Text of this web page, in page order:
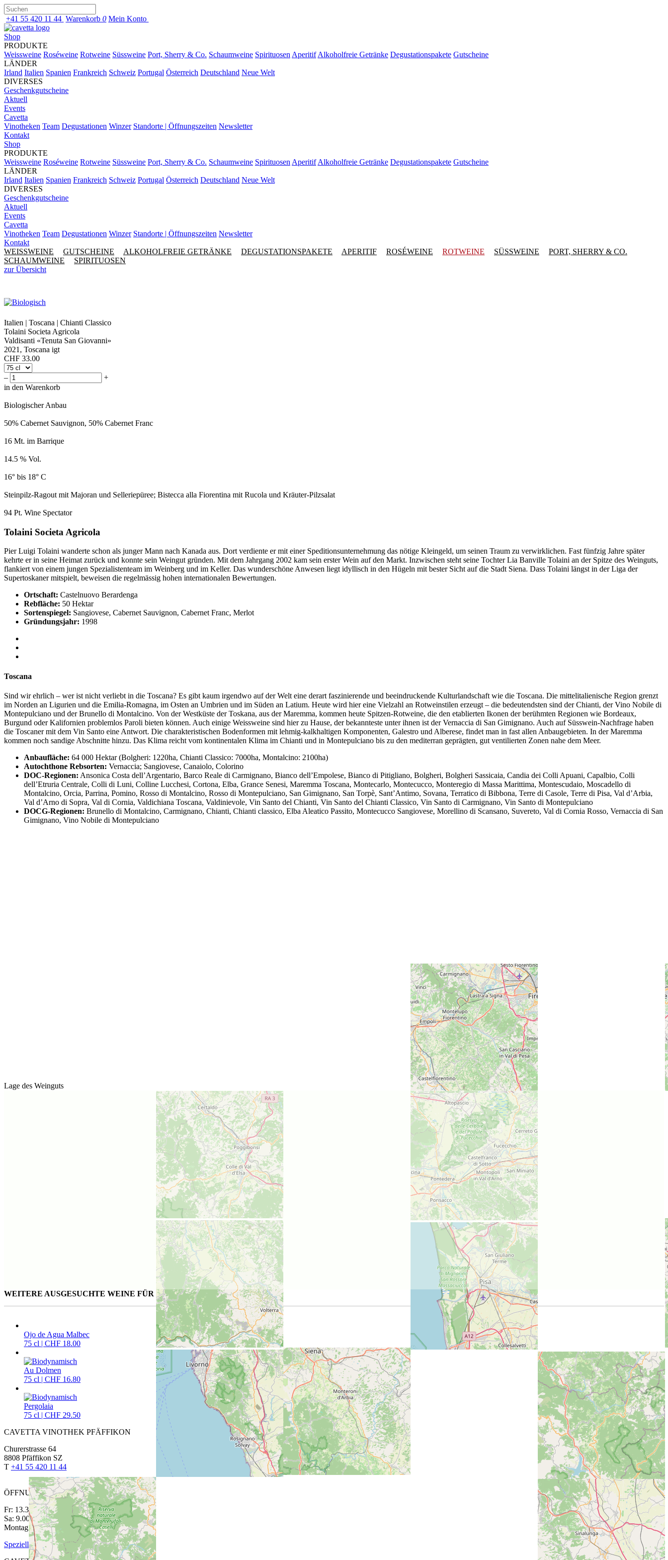
+41 55 420 11 44 Warenkorb 0 Mein Konto
Shop
PRODUKTE
Weissweine Roséweine Rotweine Süssweine Port, Sherry & Co. Schaumweine Spirituosen Aperitif Alkoholfreie Getränke Degustationspakete Gutscheine
LÄNDER
Irland Italien Spanien Frankreich Schweiz Portugal Österreich Deutschland Neue Welt
DIVERSES
Geschenkgutscheine
Aktuell
Events
Cavetta
Vinotheken Team Degustationen Winzer Standorte | Öffnungszeiten Newsletter
Kontakt
Shop
PRODUKTE
Weissweine Roséweine Rotweine Süssweine Port, Sherry & Co. Schaumweine Spirituosen Aperitif Alkoholfreie Getränke Degustationspakete Gutscheine
LÄNDER
Irland Italien Spanien Frankreich Schweiz Portugal Österreich Deutschland Neue Welt
DIVERSES
Geschenkgutscheine
Aktuell
Events
Cavetta
Vinotheken Team Degustationen Winzer Standorte | Öffnungszeiten Newsletter
Kontakt
WEISSWEINE
GUTSCHEINE ALKOHOLFREIE GETRÄNKE DEGUSTATIONSPAKETE APERITIF ROSÉWEINE ROTWEINE SÜSSWEINE
PORT, SHERRY & CO.
SCHAUMWEINE
SPIRITUOSEN
zur Übersicht
Italien | Toscana | Chianti Classico
Tolaini Societa Agricola
Valdisanti «Tenuta San Giovanni»
2021, Toscana igt
CHF 33.00
–
+
in den Warenkorb
Biologischer Anbau
50% Cabernet Sauvignon, 50% Cabernet Franc
16 Mt. im Barrique
14.5 % Vol.
16° bis 18° C
Steinpilz-Ragout mit Majoran und Selleriepüree; Bistecca alla Fiorentina mit Rucola und Kräuter-Pilzsalat
94 Pt. Wine Spectator
Tolaini Societa Agricola
Pier Luigi Tolaini wanderte schon als junger Mann nach Kanada aus. Dort verdiente er mit einer Speditionsunternehmung das nötige Kleingeld, um seinen Traum zu verwirklichen. Fast fünfzig Jahre später
kehrte er in seine Heimat zurück und konnte sein Weingut gründen. Mit dem Jahrgang 2002 kam sein erster Wein auf den Markt. Inzwischen steht seine Tochter Lia Banville Tolaini an der Spitze des Weinguts,
flankiert von einem jungen Spezialistenteam im Weinberg und im Keller. Das wunderschöne Anwesen liegt idyllisch in den Hügeln mit bester Sicht auf die Stadt Siena. Dass Tolaini längst in der Liga der
Supertoskaner mitspielt, beweisen die regelmässig hohen internationalen Bewertungen.
Ortschaft: Castelnuovo Berardenga
Rebfläche: 50 Hektar
Sortenspiegel: Sangiovese, Cabernet Sauvignon, Cabernet Franc, Merlot
Gründungsjahr: 1998
Toscana
Sind wir ehrlich – wer ist nicht verliebt in die Toscana? Es gibt kaum irgendwo auf der Welt eine derart faszinierende und beeindruckende Kulturlandschaft wie die Toscana. Die mittelitalienische Region grenzt
im Norden an Ligurien und die Emilia-Romagna, im Osten an Umbrien und im Süden an Latium. Heute wird hier eine Vielzahl an Rotweinstilen erzeugt – die bedeutendsten sind der Chianti, der Vino Nobile di
Montepulciano und der Brunello di Montalcino. Von der Westküste der Toskana, aus der Maremma, kommen heute Spitzen-Rotweine, die den etablierten Ikonen der berühmten Regionen wie Bordeaux,
Burgund oder Kalifornien problemlos Paroli bieten können. Auch einige Weissweine sind hier zu Hause, der bekannteste unter ihnen ist der Vernaccia di San Gimignano. Auch auf Süsswein-Nachfrage haben
die Toscaner mit dem Vin Santo eine Antwort. Die charakteristischen Bodenformen mit lehmig-kalkhaltigen Komponenten, Galestro und Alberese, findet man in fast allen Anbaugebieten. In der Maremma
kommen noch sandige Abschnitte hinzu. Das Klima reicht vom kontinentalen Klima im Chianti und in Montepulciano bis zu den mediterran geprägten, gut ventilierten Zonen nahe dem Meer.
Anbaufläche: 64 000 Hektar (Bolgheri: 1220ha, Chianti Classico: 7000ha, Montalcino: 2100ha)
Autochthone Rebsorten: Vernaccia; Sangiovese, Canaiolo, Colorino
DOC-Regionen: Ansonica Costa dell’Argentario, Barco Reale di Carmignano, Bianco dell’Empolese, Bianco di Pitigliano, Bolgheri, Bolgheri Sassicaia, Candia dei Colli Apuani, Capalbio, Colli
dell’Etruria Centrale, Colli di Luni, Colline Lucchesi, Cortona, Elba, Grance Senesi, Maremma Toscana, Montecarlo, Montecucco, Monteregio di Massa Marittima, Montescudaio, Moscadello di
Montalcino, Orcia, Parrina, Pomino, Rosso di Montalcino, Rosso di Montepulciano, San Gimignano, San Torpè, Sant’Antimo, Sovana, Terratico di Bibbona, Terre di Casole, Terre di Pisa, Val d’Arbia,
Val d’Arno di Sopra, Val di Cornia, Valdichiana Toscana, Valdinievole, Vin Santo del Chianti, Vin Santo del Chianti Classico, Vin Santo di Carmignano, Vin Santo di Montepulciano
DOCG-Regionen: Brunello di Montalcino, Carmignano, Chianti, Chianti classico, Elba Aleatico Passito, Montecucco Sangiovese, Morellino di Scansano, Suvereto, Val di Cornia Rosso, Vernaccia di San
Gimignano, Vino Nobile di Montepulciano
Lage des Weinguts
WEITERE AUSGESUCHTE WEINE FÜR SIE
Ojo de Agua Malbec
75 cl | CHF 18.00
Au Dolmen
75 cl | CHF 16.80
Pergolaia
75 cl | CHF 29.50
CAVETTA VINOTHEK PFÄFFIKON
Churerstrasse 64
8808 Pfäffikon SZ
T +41 55 420 11 44
ÖFFNUNGSZEITEN
Fr: 13.30 bis 18.30 Uhr
Sa: 9.00 bis 15.00 Uhr
Montag bis Donnerstag auf Anmeldung
Spezielle Öffnungszeiten